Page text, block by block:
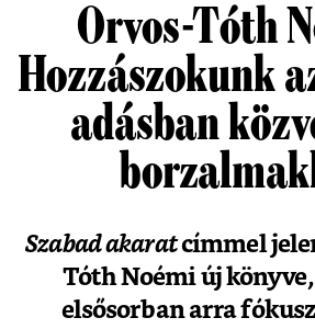
Orvos-Tóth
Hozzászokunk
adásban
Szabad akaratcímmel
Tóth Noémi új
elsősorban arra